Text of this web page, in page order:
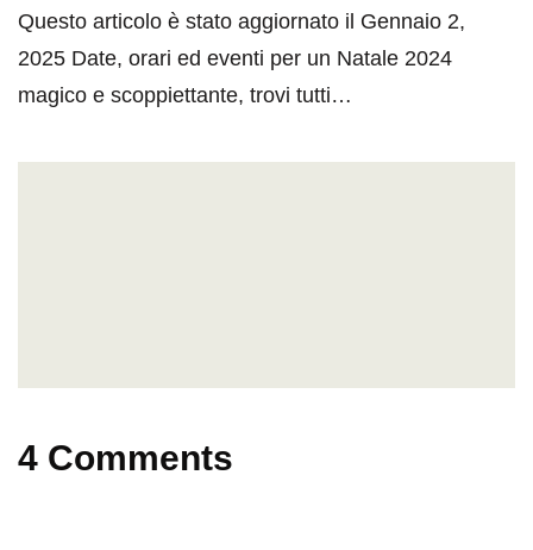
Questo articolo è stato aggiornato il Gennaio 2,
2025 Date, orari ed eventi per un Natale 2024
magico e scoppiettante, trovi tutti…
4 Comments